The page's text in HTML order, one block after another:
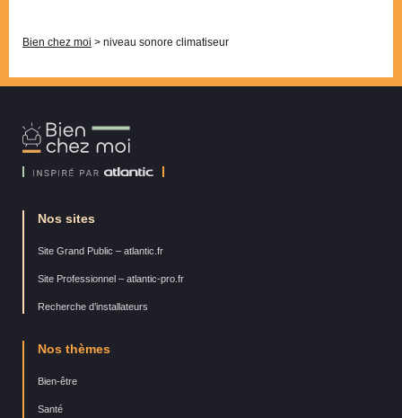
Bien chez moi > niveau sonore climatiseur
Bien
Chez
Nos sites
Site Grand Public – atlantic.fr
Site Professionnel – atlantic-pro.fr
Recherche d’installateurs
Nos thèmes
Bien-être
Santé